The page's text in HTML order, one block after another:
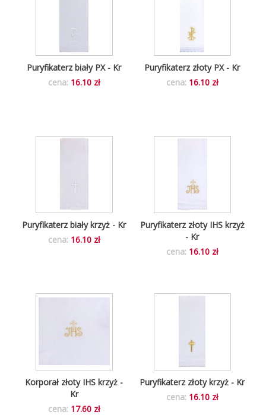
Puryfikaterz złoty PX - Kr
cena: 16.10 zł
Puryfikaterz biały PX - Kr
cena: 16.10 zł
Puryfikaterz złoty IHS krzyż
- Kr
cena: 16.10 zł
Puryfikaterz biały krzyż - Kr
cena: 16.10 zł
Puryfikaterz złoty krzyż - Kr
cena: 16.10 zł
Korporał złoty IHS krzyż -
Kr
cena: 17.60 zł